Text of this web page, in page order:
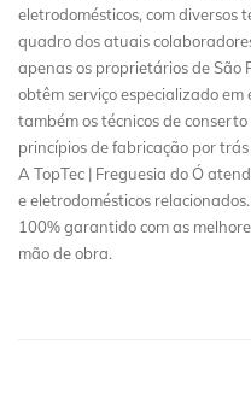
eletrodomésticos, com diversos
quadro dos atuais
apenas os proprietários de São
obtêm serviço especializado
também os técnicos de
princípios de fabricação por
A TopTec | Freguesia do Ó
e eletrodomésticos
100% garantido com as
mão de obra.